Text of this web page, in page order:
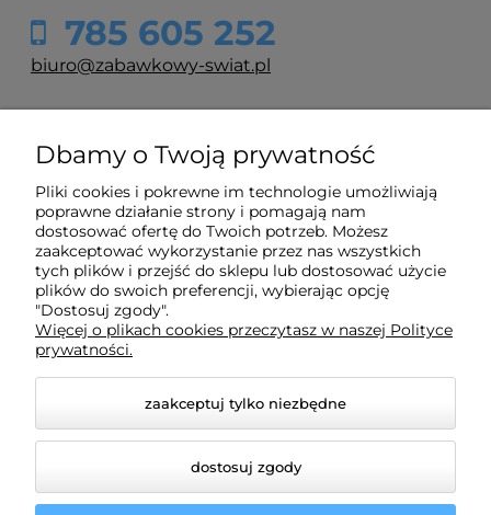
785 605 252
biuro@zabawkowy-swiat.pl
O nas
Obsługa klienta
Pomoc
Moje konto
Dbamy o Twoją prywatność
Pliki cookies i pokrewne im technologie umożliwiają
poprawne działanie strony i pomagają nam
dostosować ofertę do Twoich potrzeb. Możesz
zaakceptować wykorzystanie przez nas wszystkich
tych plików i przejść do sklepu lub dostosować użycie
plików do swoich preferencji, wybierając opcję
"Dostosuj zgody".
Więcej o plikach cookies przeczytasz w naszej Polityce
prywatności.
zaakceptuj tylko niezbędne
dostosuj zgody